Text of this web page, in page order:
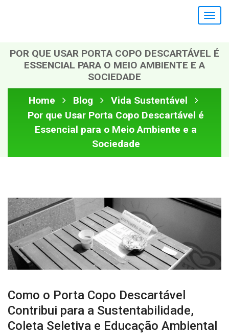
POR QUE USAR PORTA COPO DESCARTÁVEL É
ESSENCIAL PARA O MEIO AMBIENTE E A
SOCIEDADE
Home
Blog
Vida Sustentável
Por que Usar Porta Copo Descartável é
Essencial para o Meio Ambiente e a
Sociedade
Como o Porta Copo Descartável
Contribui para a Sustentabilidade,
Coleta Seletiva e Educação Ambiental